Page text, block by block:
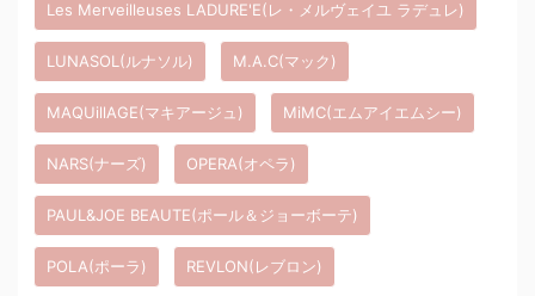
Les Merveilleuses LADURE'E(レ・メルヴェイユ ラデュレ)
LUNASOL(ルナソル) M.A.C(マック)
MAQUillAGE(マキアージュ) MiMC(エムアイエムシー)
NARS(ナーズ) OPERA(オペラ)
PAUL&JOE BEAUTE(ポール＆ジョーボーテ)
POLA(ポーラ) REVLON(レブロン)